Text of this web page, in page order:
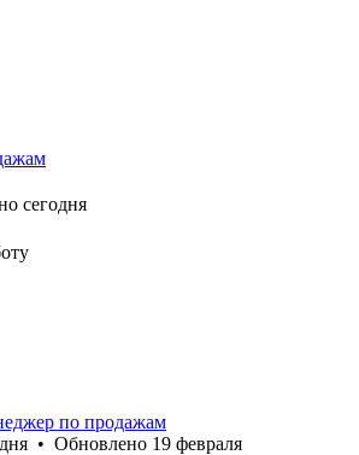
сегодня
по продажам
• Обновлено 19 февраля